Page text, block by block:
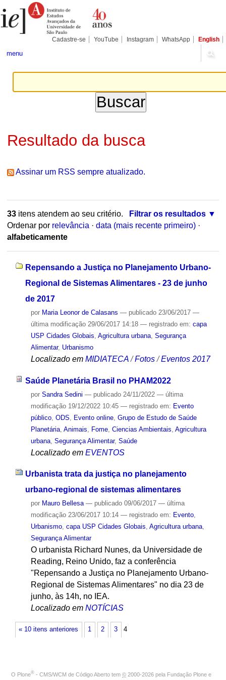
para
conteúdo.
Pessoais
Cadastre-se YouTube Instagram WhatsApp English
menu
Resultado da busca
Assinar um RSS sempre atualizado.
33itens atendem ao seu critério.
Filtrar os resultados
Ordenar por relevância · data (mais recente primeiro) ·
alfabeticamente
Repensando a Justiça no Planejamento Urbano-
Regional de Sistemas Alimentares - 23 de junho
de 2017
por Maria Leonor de Calasans — publicado23/06/2017 —
última modificação29/06/2017 14:18 — registrado em: capa
USP Cidades Globais Agricultura urbana, Segurança
Alimentar, Urbanismo
Localizado em MIDIATECA /Fotos /Eventos 2017
Saúde Planetária Brasil no PHAM2022
por Sandra Sedini — publicado24/11/2022 — última
modificação19/12/2022 10:45 — registrado em: Evento
público, ODS Evento online, Grupo de Estudo de Saúde
Planetária, Animais Fome, Ciencias Ambientais Agricultura
urbana, Segurança Alimentar, Saúde
Localizado em EVENTOS
Urbanista trata da justiça no planejamento
urbano-regional de sistemas alimentares
por Mauro Bellesa — publicado09/06/2017 — última
modificação23/06/2017 10:14 — registrado em: Evento,
Urbanismo, capa USP Cidades Globais, Agricultura urbana,
Segurança Alimentar
O urbanista Richard Nunes, da Universidade de
Reading, Reino Unido, faz a conferência
"Repensando a Justiça no Planejamento Urbano-
Regional de Sistemas Alimentares" no dia 23 de
junho, às 14h, no IEA.
Localizado em NOTÍCIAS
« 10 itens anteriores 1 2 3 4
O Plone® - CMS/WCM de Código Aberto tem © 2000-2026 pela Fundação Plone e